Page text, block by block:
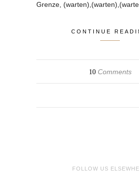
Grenze,
CONTINUE
10Comments
FOLLOW US